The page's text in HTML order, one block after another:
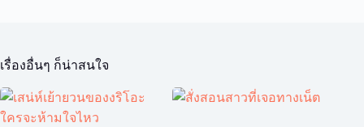
เรื่องอื่นๆ ก็น่าสนใจ